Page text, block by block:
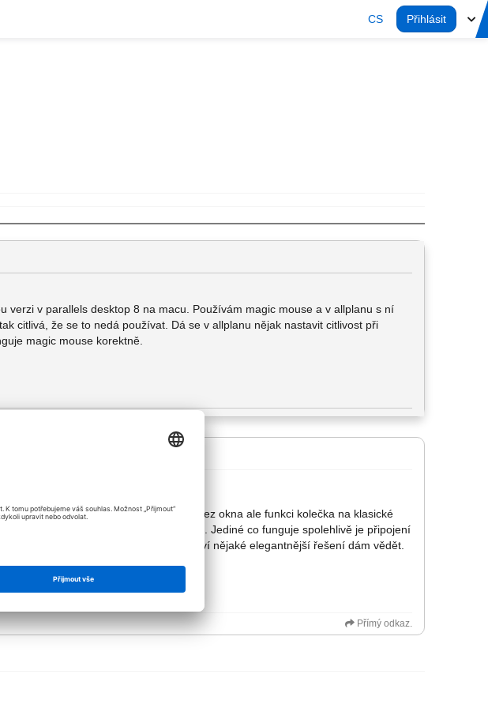
CS Přihlásit
verzi v parallels desktop 8 na macu. Používám magic mouse a v allplanu s ní
citlivá, že se to nedá používat. Dá se v allplanu nějak nastavit citlivost při
magic mouse korektně.
že slovem zoomovat myslíte ne výřez okna ale funkci kolečka na klasické
najít nastavení, které by bylo optimální. Jediné co funguje spolehlivě je připojení
ono ale problém to řeší. Když se objeví nějaké elegantnější řešení dám vědět.
Přímý odkaz.